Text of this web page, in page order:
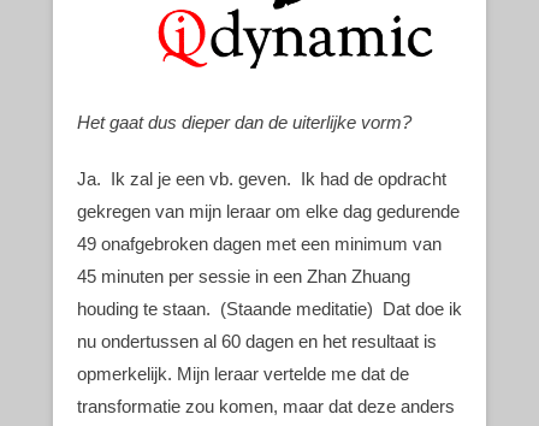
Het gaat dus dieper dan de uiterlijke vorm?
Ja. Ik zal je een vb. geven. Ik had de opdracht
gekregen van mijn leraar om elke dag gedurende
49 onafgebroken dagen met een minimum van
45 minuten per sessie in een Zhan Zhuang
houding te staan. (Staande meditatie) Dat doe ik
nu ondertussen al 60 dagen en het resultaat is
opmerkelijk. Mijn leraar vertelde me dat de
transformatie zou komen, maar dat deze anders